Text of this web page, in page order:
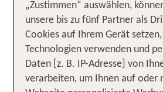
In Ammoudara auf Kreta
Urlaubsfreuden der
Unternehmungslustige,
Erholungssuchende oder
kommt jeder Urlaubstyp auf
Reise nach Ammoudara
„Zustimmen“ auswählen,
unsere bis zu fünf Partner als
Cookies auf Ihrem Gerät
Technologien verwenden und
Daten [z. B. IP-Adresse] von
verarbeiten, um Ihnen auf oder